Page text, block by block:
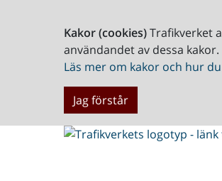
Kakor (cookies)Trafikverket
användandet av dessa kakor.
Läs mer om kakor och hur
Jag förstår